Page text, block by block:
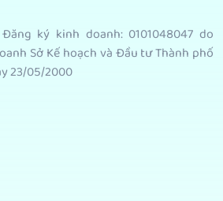
ký kinh doanh: 0101048047 do
Sở Kế hoạch và Đầu tư Thành phố
23/05/2000